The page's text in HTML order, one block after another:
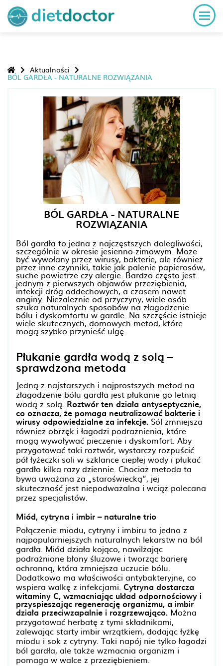
Aktualności
BÓL GARDŁA - NATURALNE ROZWIĄZANIA
BÓL GARDŁA - NATURALNE
ROZWIĄZANIA
Ból gardła to jedna z najczęstszych dolegliwości,
szczególnie w okresie jesienno-zimowym. Może
być wywołany przez wirusy, bakterie, ale również
przez inne czynniki, takie jak palenie papierosów,
suche powietrze czy alergie. Bardzo często jest
jednym z pierwszych objawów przeziębienia,
infekcji dróg oddechowych, a czasem nawet
anginy. Niezależnie od przyczyny, wiele osób
szuka naturalnych sposobów na złagodzenie
bólu i dyskomfortu w gardle. Na szczęście istnieje
wiele skutecznych, domowych metod, które
mogą szybko przynieść ulgę.
Płukanie gardła wodą z solą –
sprawdzona metoda
Jedną z najstarszych i najprostszych metod na
złagodzenie bólu gardła jest płukanie go letnią
wodą z solą. Roztwór ten działa antyseptycznie,
co oznacza, że pomaga neutralizować bakterie i
wirusy odpowiedzialne za infekcje. Sól zmniejsza
również obrzęk i łagodzi podrażnienia, które
mogą wywoływać pieczenie i dyskomfort. Aby
przygotować taki roztwór, wystarczy rozpuścić
pół łyżeczki soli w szklance ciepłej wody i płukać
gardło kilka razy dziennie. Chociaż metoda ta
bywa uważana za „staroświecką”, jej
skuteczność jest niepodważalna i wciąż polecana
przez specjalistów.
Miód, cytryna i imbir – naturalne trio
Połączenie miodu, cytryny i imbiru to jedno z
najpopularniejszych naturalnych lekarstw na ból
gardła. Miód działa kojąco, nawilżając
podrażnione błony śluzowe i tworząc barierę
ochronną, która zmniejsza uczucie bólu.
Dodatkowo ma właściwości antybakteryjne, co
wspiera walkę z infekcjami. Cytryna dostarcza
witaminy C, wzmacniając układ odpornościowy i
przyspieszając regenerację organizmu, a imbir
działa przeciwzapalnie i rozgrzewająco. Można
przygotować herbatę z tymi składnikami,
zalewając starty imbir wrzątkiem, dodając łyżkę
miodu i sok z cytryny. Taki napój nie tylko łagodzi
ból gardła, ale także wzmacnia organizm i
pomaga w walce z przeziębieniem.